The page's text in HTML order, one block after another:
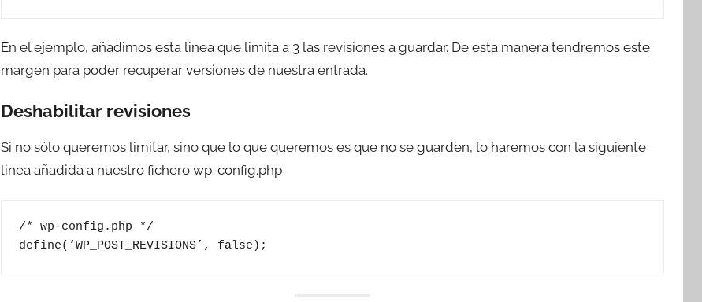
En el ejemplo, añadimos esta linea que limita a 3 las revisiones a guardar. De esta manera tendremos este
margen para poder recuperar versiones de nuestra entrada.
Deshabilitar revisiones
Si no sólo queremos limitar, sino que lo que queremos es que no se guarden, lo haremos con la siguiente
linea añadida a nuestro fichero wp-config.php
/* wp-config.php */
define(‘WP_POST_REVISIONS’, false);